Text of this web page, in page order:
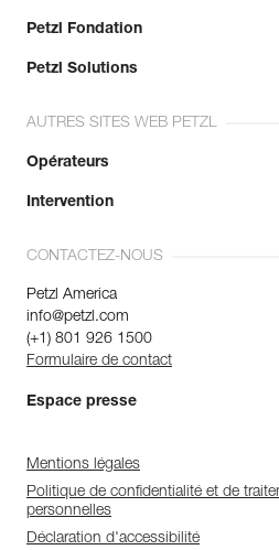
Petzl Fondation
Petzl Solutions
AUTRES SITES WEB PETZL
Opérateurs
Intervention
CONTACTEZ-NOUS
Petzl America
info@petzl.com
(+1) 801 926 1500
Formulaire de contact
Espace presse
Mentions légales
Politique de confidentialité et de
personnelles
Déclaration d'accessibilité